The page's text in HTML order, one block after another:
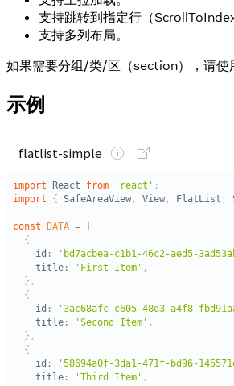
支持跳转到指定行（ScrollToIndex
支持多列布局。
如果需要分组/类/区（section），请使
示例